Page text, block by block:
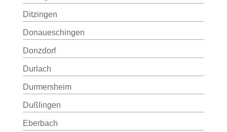
Ditzingen
Donaueschingen
Donzdorf
Durlach
Durmersheim
Dußlingen
Eberbach